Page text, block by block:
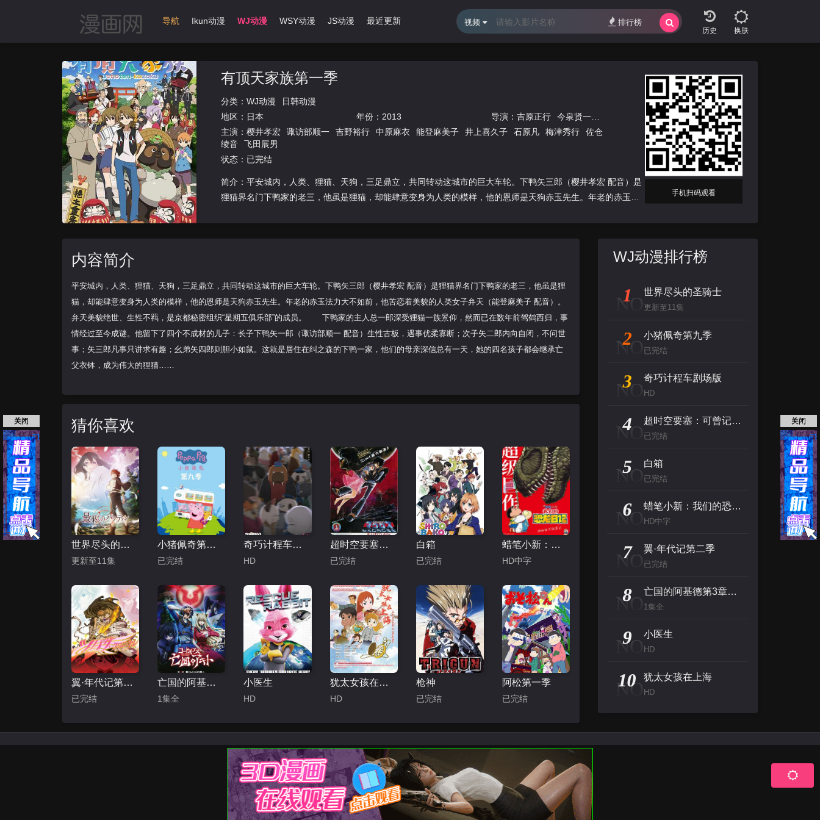
首页 动漫导航 Ikun动漫 WJ动漫 WSY动漫 JS动漫 最近更新
换肤
视频 排行榜
有顶天家族第一季
分类： WJ动漫
日韩动漫
地区： 日本 年份： 2013 导演：吉原正行 今泉贤一 仓川英扬 佐土原武之
菅沼芙实彦
主演： 樱井孝宏 诹访部顺一 吉野裕行 中原麻衣 能登麻美子 井上喜久子 石原凡 梅津秀行
佐仓
绫音
飞田展男
状态：已完结
简介：平安城内，人类、狸猫、天狗，三足鼎立，共同转动这城市的巨大车轮。下鸭矢三郎（樱井孝宏 配音）是
狸猫界名门下鸭家的老三，他虽是狸猫，却能肆意变身为人类的模样，他的恩师是天狗赤玉先生。年老的赤玉法
手机扫码观看
内容简介
平安城内，人类、狸猫、天狗，三足鼎立，共同转动这城市的巨大车轮。下鸭矢三郎（樱井孝宏 配音）是狸猫界名门下鸭家的老三，他虽是狸
猫，却能肆意变身为人类的模样，他的恩师是天狗赤玉先生。年老的赤玉法力大不如前，他苦恋着美貌的人类女子弁天（能登麻美子 配音）。
弁天美貌绝世、生性不羁，是京都秘密组织“星期五俱乐部”的成员。 下鸭家的主人总一郎深受狸猫一族景仰，然而已在数年前驾鹤西归，事
情经过至今成谜。他留下了四个不成材的儿子：长子下鸭矢一郎（诹访部顺一 配音）生性古板，遇事优柔寡断；次子矢二郎内向自闭，不问世
事；矢三郎凡事只讲求有趣；幺弟矢四郎则胆小如鼠。这就是居住在纠之森的下鸭一家，他们的母亲深信总有一天，她的四名孩子都会继承亡
父衣钵，成为伟大的狸猫……
猜你喜欢
世界尽头的圣骑士
更新至11集
小猪佩奇第九季
已完结
奇巧计程车剧场版
HD
超时空要塞：可曾记得爱
已完结
白箱
已完结
蜡笔小新：我们的恐龙日记
HD中字
翼·年代记第二季
已完结
亡国的阿基德第3章：辉芒陨落
1集全
小医生
HD
犹太女孩在上海
HD
枪神
已完结
阿松第一季
已完结
WJ动漫排行榜
NO
1 世界尽头的圣骑士
更新至11集
NO
2 小猪佩奇第九季
已完结
NO
3 奇巧计程车剧场版
HD
NO
4 超时空要塞：可曾记得爱
已完结
NO
5 白箱
已完结
NO
6 蜡笔小新：我们的恐龙日记
HD中字
NO
7 翼·年代记第二季
已完结
NO
8 亡国的阿基德第3章：辉芒陨落
1集全
NO
9 小医生
HD
NO
10 犹太女孩在上海
HD
关闭 关闭